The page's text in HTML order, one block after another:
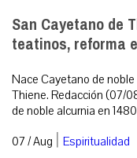
San Cayetano de
teatinos, reforma
Nace Cayetano de
Thiene. Redacción (07/
de noble alcurnia en
07 / Aug | Espiritualidad